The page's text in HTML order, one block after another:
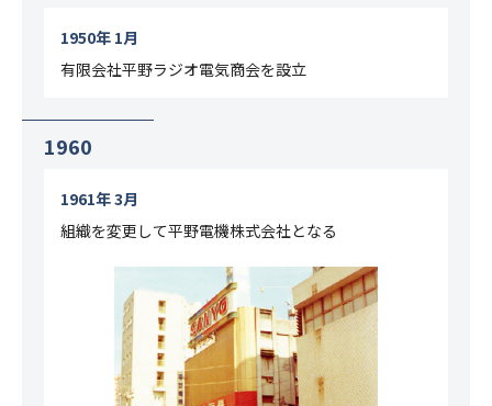
1950年 1月
有限会社平野ラジオ電気商会を設立
1960
1961年 3月
組織を変更して平野電機株式会社となる